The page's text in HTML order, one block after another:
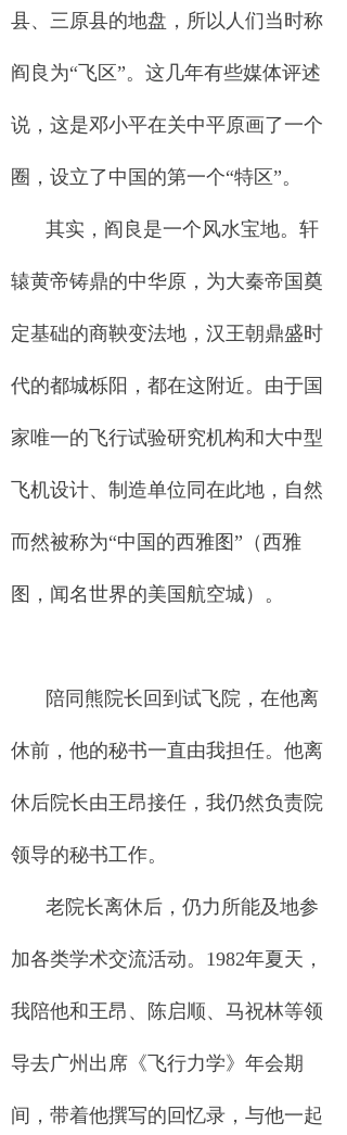
县、三原县的地盘，所以人们当时称
阎良为“飞区”。这几年有些媒体评述
说，这是邓小平在关中平原画了一个
圈，设立了中国的第一个“特区”。
其实，阎良是一个风水宝地。轩
辕黄帝铸鼎的中华原，为大秦帝国奠
定基础的商鞅变法地，汉王朝鼎盛时
代的都城栎阳，都在这附近。由于国
家唯一的飞行试验研究机构和大中型
飞机设计、制造单位同在此地，自然
而然被称为“中国的西雅图”（西雅
图，闻名世界的美国航空城）。
陪同熊院长回到试飞院，在他离
休前，他的秘书一直由我担任。他离
休后院长由王昂接任，我仍然负责院
领导的秘书工作。
老院长离休后，仍力所能及地参
加各类学术交流活动。1982年夏天，
我陪他和王昂、陈启顺、马祝林等领
导去广州出席《飞行力学》年会期
间，带着他撰写的回忆录，与他一起